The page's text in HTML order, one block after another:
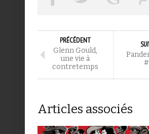
PRÉCÉDENT
Glenn Gould,
une vie à
contretemps
Articles associés